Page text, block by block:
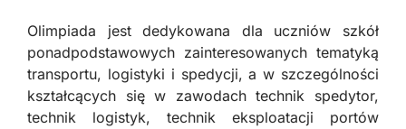
Olimpiada jest dedykowana dla uczniów szkół
ponadpodstawowych zainteresowanych tematyką
transportu, logistyki i spedycji, a w szczególności
kształcących się w zawodach technik spedytor,
technik logistyk, technik eksploatacji portów